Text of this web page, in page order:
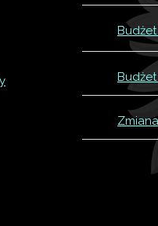
Budżet